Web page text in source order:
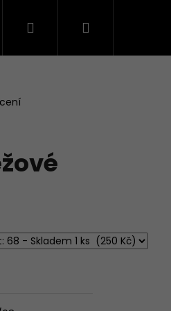
Přihlášení